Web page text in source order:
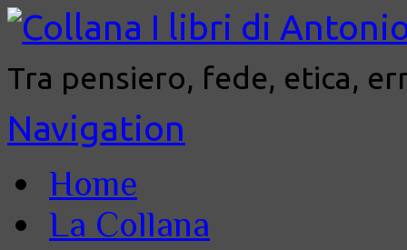
Tra pensiero, fede, etica,
Navigation
Home
La Collana